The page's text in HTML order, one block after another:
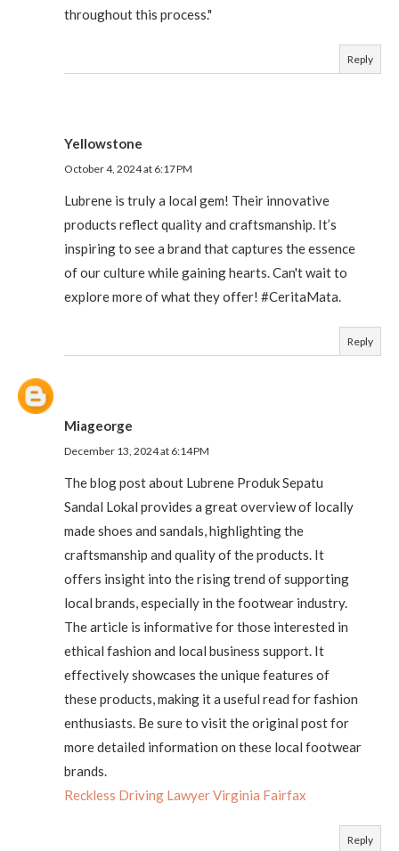
throughout this process."
Reply
Yellowstone
October 4, 2024 at 6:17 PM
Lubrene is truly a local gem! Their innovative
products reflect quality and craftsmanship. It’s
inspiring to see a brand that captures the essence
of our culture while gaining hearts. Can't wait to
explore more of what they offer! #CeritaMata.
Reply
Miageorge
December 13, 2024 at 6:14 PM
The blog post about Lubrene Produk Sepatu
Sandal Lokal provides a great overview of locally
made shoes and sandals, highlighting the
craftsmanship and quality of the products. It
offers insight into the rising trend of supporting
local brands, especially in the footwear industry.
The article is informative for those interested in
ethical fashion and local business support. It
effectively showcases the unique features of
these products, making it a useful read for fashion
enthusiasts. Be sure to visit the original post for
more detailed information on these local footwear
brands.
Reckless Driving Lawyer Virginia Fairfax
Reply